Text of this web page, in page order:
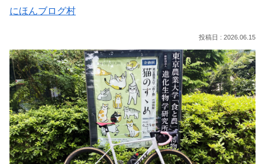
にほんブログ村
2026.06.15